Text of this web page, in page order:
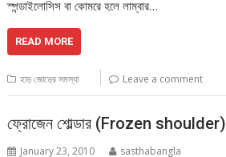
স্পন্ডাইলোসিস বা কোমরে হলে লাম্বার…
READ MORE
হাড় জোড়ের সমস্যা Leave a comment
ফ্রোজেন শোল্ডার (Frozen shoulder)
January 23, 2010 sasthabangla